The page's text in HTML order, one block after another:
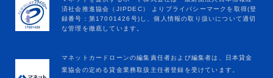
マネットカードローンの編集責任者および編集者は、日本貸金
業協会の定める貸金業務取扱主任者登録を受けています。